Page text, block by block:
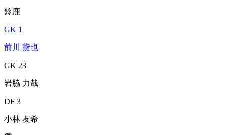
鈴鹿
GK 1
前川 黛也
GK 23
岩脇 力哉
DF 3
小林 友希